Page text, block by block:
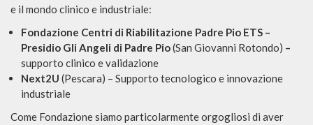
e il mondo clinico e industriale:
Fondazione Centri di Riabilitazione Padre Pio ETS –
Presidio Gli Angeli di Padre Pio(San Giovanni Rotondo) –
supporto clinico e validazione
Next2U (Pescara) – Supporto tecnologico e innovazione
industriale
Come Fondazione siamo particolarmente orgogliosi di aver